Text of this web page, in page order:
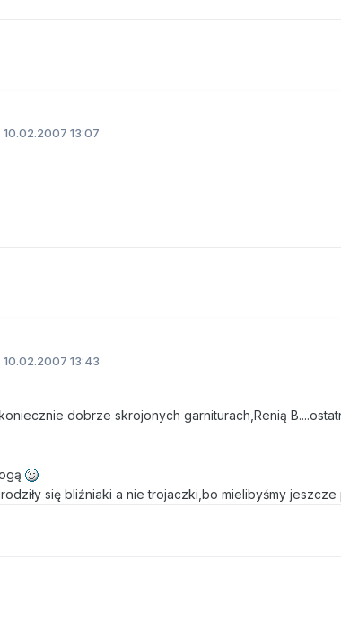
10.02.2007 13:07
10.02.2007 13:43
dobrze skrojonych garniturach,Renią
się bliźniaki a nie trojaczki,bo mielibyśmy